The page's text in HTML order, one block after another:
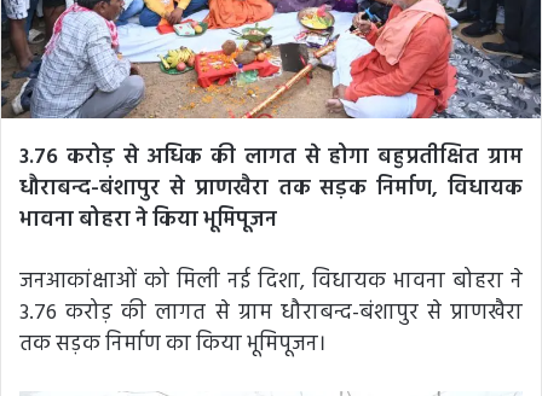
3.76 करोड़ से अधिक की लागत से होगा बहुप्रतीक्षित ग्राम
धौराबन्द-बंशापुर से प्राणखैरा तक सड़क निर्माण, विधायक
भावना बोहरा ने किया भूमिपूजन
जनआकांक्षाओं को मिली नई दिशा, विधायक भावना बोहरा ने
3.76 करोड़ की लागत से ग्राम धौराबन्द-बंशापुर से प्राणखैरा
तक सड़क निर्माण का किया भूमिपूजन।